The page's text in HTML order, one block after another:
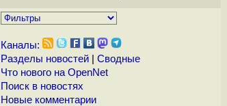
Каналы:
Разделы новостей| Сводные
Что нового на OpenNet
Поиск в новостях
Новые комментарии